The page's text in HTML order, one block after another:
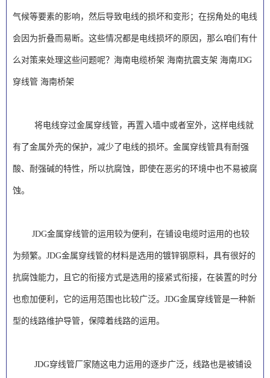
气候等要素的影响，然后导致电线的损坏和变形；在拐角处的电线
会因为折叠而易断。这些情况都是电线损坏的原因，那么咱们有什
么对策来处理这些问题呢？海南电缆桥架 海南抗震支架 海南JDG
穿线管 海南桥架
将电线穿过金属穿线管，再置入墙中或者室外，这样电线就
有了金属外壳的保护，减少了电线的损坏。金属穿线管具有耐强
酸、耐强碱的特性，所以抗腐蚀，即使在恶劣的环境中也不易被腐
蚀。
JDG金属穿线管的运用较为便利，在铺设电缆时运用的也较
为频繁。JDG金属穿线管的材料是选用的镀锌钢原料，具有很好的
抗腐蚀能力，且它的衔接方式是选用的接紧式衔接，在装置的时分
也愈加便利，它的运用范围也比较广泛。JDG金属穿线管是一种新
型的线路维护导管，保障着线路的运用。
JDG穿线管厂家随这电力运用的逐步广泛，线路也是被铺设